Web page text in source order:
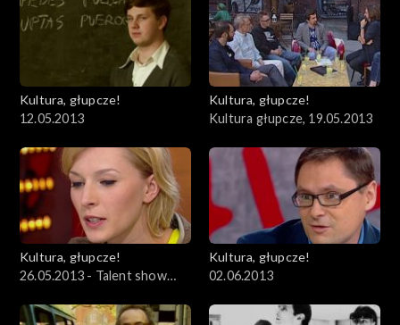
Kultura, głupcze!
12.05.2013
Kultura, głupcze!
Kultura głupcze, 19.05.2013
Kultura, głupcze!
26.05.2013 - Talent show
Kultura, głupcze!
02.06.2013